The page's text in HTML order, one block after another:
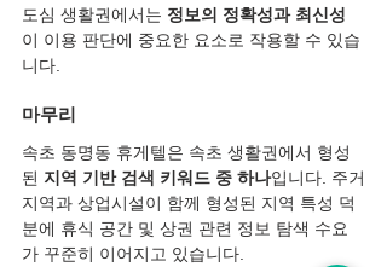
도심 생활권에서는 정보의 정확성과 최신성
이 이용 판단에 중요한 요소로 작용할 수 있습
니다.
마무리
속초 동명동 휴게텔은 속초 생활권에서 형성
된 지역 기반 검색 키워드 중 하나입니다. 주거
지역과 상업시설이 함께 형성된 지역 특성 덕
분에 휴식 공간 및 상권 관련 정보 탐색 수요
가 꾸준히 이어지고 있습니다.